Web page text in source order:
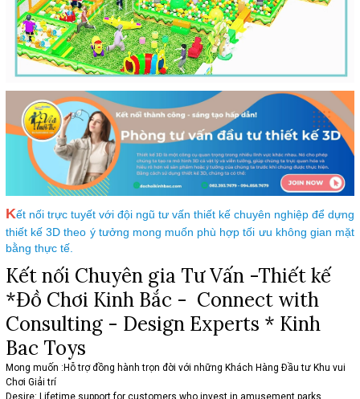
Kết nối trực tuyết với đội ngũ tư vấn thiết kế chuyên nghiệp để dựng
thiết kế 3D theo ý tưởng mong muốn phù hợp tối ưu không gian mặt
bằng thực tế.